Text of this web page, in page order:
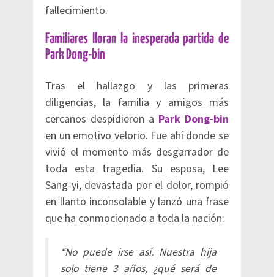
fallecimiento.
Familiares lloran la inesperada partida de
Park Dong-bin
Tras el hallazgo y las primeras
diligencias, la familia y amigos más
cercanos despidieron a Park Dong-bin
en un emotivo velorio. Fue ahí donde se
vivió el momento más desgarrador de
toda esta tragedia. Su esposa, Lee
Sang-yi, devastada por el dolor, rompió
en llanto inconsolable y lanzó una frase
que ha conmocionado a toda la nación:
“No puede irse así. Nuestra hija
solo tiene 3 años, ¿qué será de